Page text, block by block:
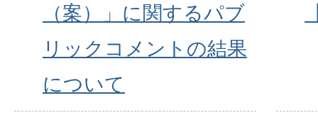
（案）」に関するパブ
リックコメントの結果
について